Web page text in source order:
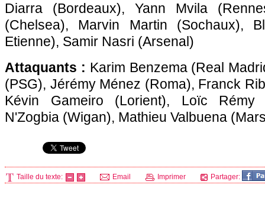
Diarra (Bordeaux), Yann Mvila (
(Chelsea), Marvin Martin (Sochaux),
Etienne), Samir Nasri (Arsenal)
Attaquants : Karim Benzema (Real
(PSG), Jérémy Ménez (Roma), Franck
Kévin Gameiro (Lorient), Loïc Rémy
N'Zogbia (Wigan), Mathieu Valbuena (
Taille du texte: Email Imprimer Partager: